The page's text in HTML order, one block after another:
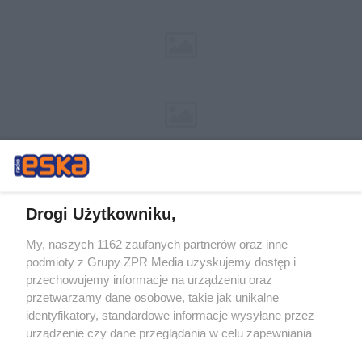
Żaden utwór zamieszczony w serwisie nie może być powielany i
rozpowszechniany lub dalej rozpowszechniany w jakikolwiek sposób (w
tym także elektroniczny lub mechaniczny) na jakimkolwiek polu
eksploatacji w jakiejkolwiek formie, włącznie z umieszczaniem w
Internecie bez pisemnej zgody właściciela praw. Jakiekolwiek użycie lub
wykorzystanie utworów w całości lub w części z naruszeniem prawa,
tzn. bez właściwej zgody, jest zabronione pod groźbą kary i może być
Drogi Użytkowniku,
My, naszych 1162 zaufanych partnerów oraz inne
podmioty z Grupy ZPR Media uzyskujemy dostęp i
przechowujemy informacje na urządzeniu oraz
przetwarzamy dane osobowe, takie jak unikalne
identyfikatory, standardowe informacje wysyłane przez
urządzenie czy dane przeglądania w celu zapewniania